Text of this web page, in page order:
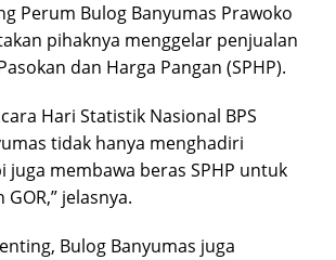
Perum Bulog Banyumas Prawoko
pihaknya menggelar penjualan
dan Harga Pangan (SPHP).
Hari Statistik Nasional BPS
tidak hanya menghadiri
juga membawa beras SPHP untuk
jelasnya.
Bulog Banyumas juga